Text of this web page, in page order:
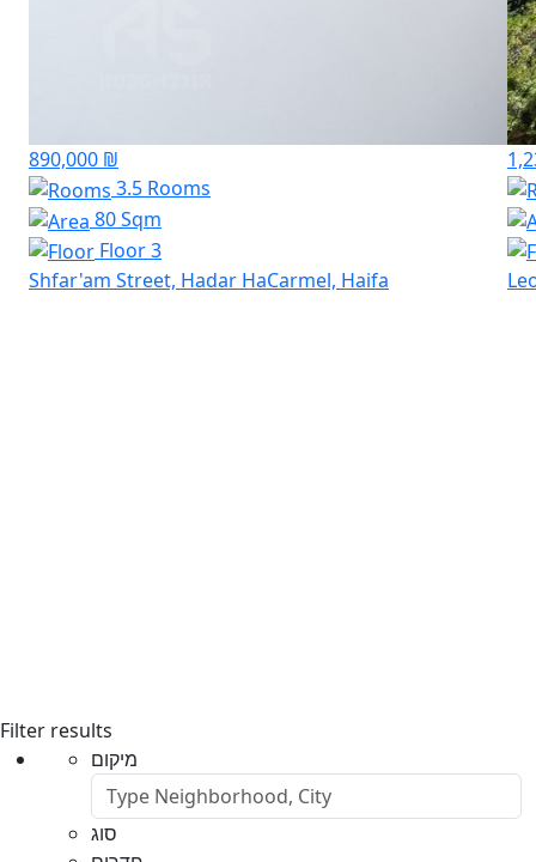
890,000 ₪
3.5 Rooms
80 Sqm
Floor 3
Shfar'am Street, Hadar HaCarmel, Haifa
Filter results
מיקום
סוג